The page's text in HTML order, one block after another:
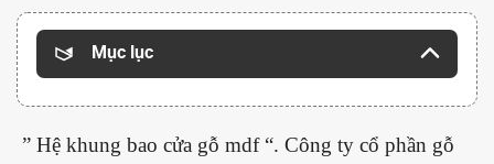
Mục lục
” Hệ khung bao cửa gỗ mdf “. Công ty cổ phần gỗ